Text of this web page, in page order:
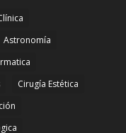
Astronomía
Cirugía Estética